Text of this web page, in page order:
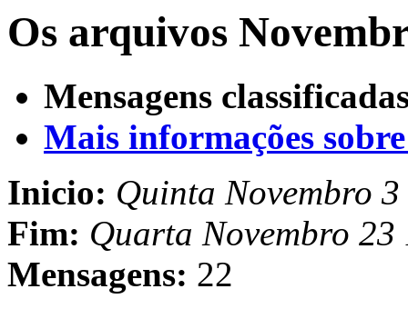
Os arquivos
Mensagens
Mais informações
Inicio: Quinta Novembro
Fim: Quarta Novembro
Mensagens: 22